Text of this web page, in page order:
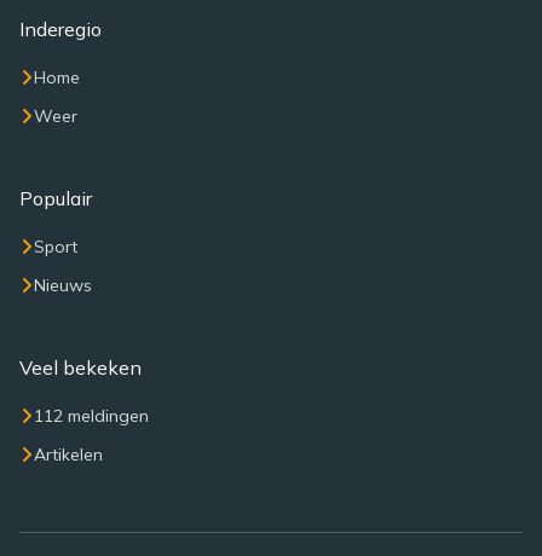
Inderegio
Home
Weer
Populair
Sport
Nieuws
Veel bekeken
112 meldingen
Artikelen